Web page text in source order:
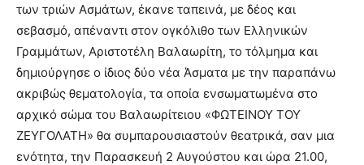
των τριών Ασμάτων, έκανε ταπεινά, με δέος και
σεβασμό, απέναντι στον ογκόλιθο των Ελληνικών
Γραμμάτων, Αριστοτέλη Βαλαωρίτη, το τόλμημα και
δημιούργησε ο ίδιος δύο νέα Άσματα με την παραπάνω
ακριβώς θεματολογία, τα οποία ενσωματωμένα στο
αρχικό σώμα του Βαλαωρίτειου «ΦΩΤΕΙΝΟΥ ΤΟΥ
ΖΕΥΓΟΛΑΤΗ» θα συμπαρουσιαστούν θεατρικά, σαν μια
ενότητα, την Παρασκευή 2 Αυγούστου και ώρα 21.00,